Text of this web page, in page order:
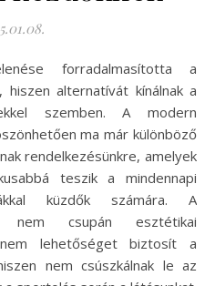
alternatívát kínálnak a
szemben. A modern
ma már különböző
rendelkezésünkre, amelyek
teszik a mindennapi
küzdők számára. A
nem csupán esztétikai
lehetőséget biztosít a
nem csúszkálnak le az